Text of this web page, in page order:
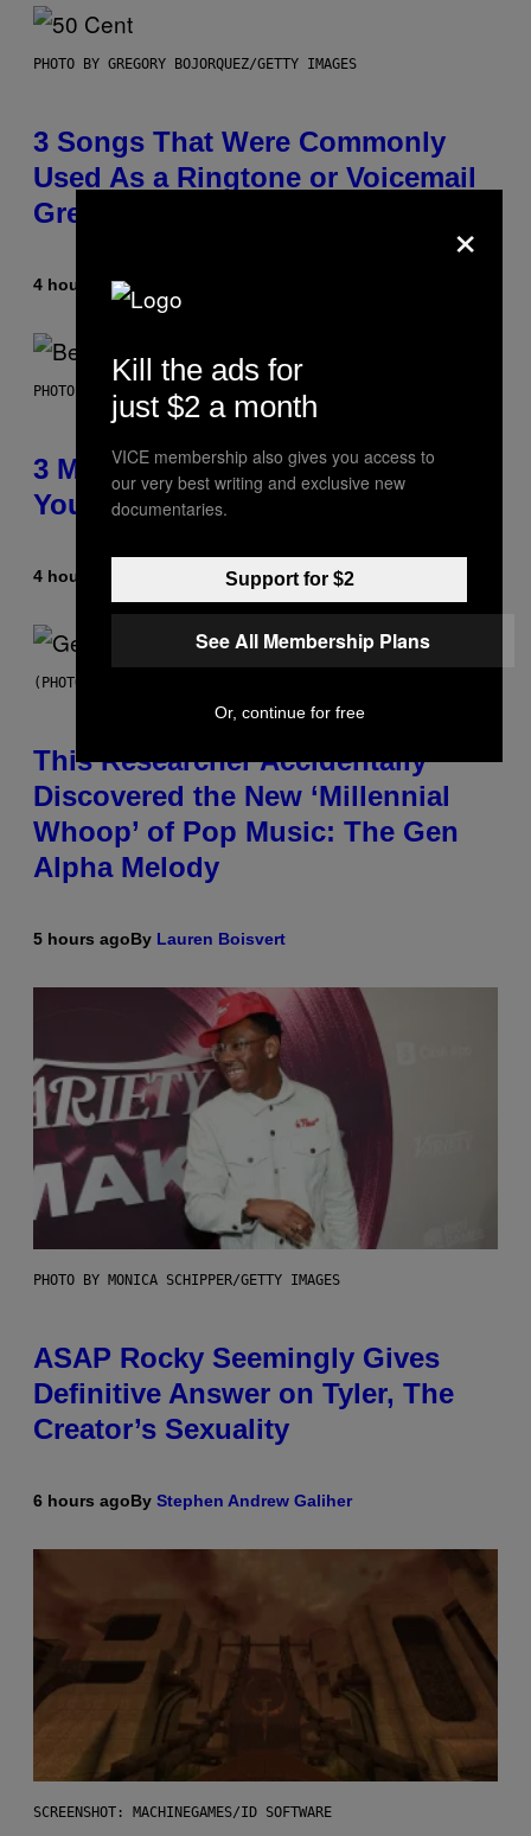
PHOTO BY GREGORY BOJORQUEZ/GETTY IMAGES
3 Songs That Were Commonly
Used As a Ringtone or Voicemail
Greeting in the 2000s
4 hours ago
PHOTO BY KEVIN WINTER/GETTY IMAGES FOR RADIO DISNEY
3 Millennial Anthems That Make
You Think of Your Best Friend
4 hours ago Lauren Boisvert
(PHOTO BY TAYLOR HILL/GETTY IMAGES)
This Researcher Accidentally
Discovered the New ‘Millennial
Whoop’ of Pop Music: The Gen
Alpha Melody
5 hours agoBy Lauren Boisvert
PHOTO BY MONICA SCHIPPER/GETTY IMAGES
ASAP Rocky Seemingly Gives
Definitive Answer on Tyler, The
Creator’s Sexuality
6 hours agoBy Stephen Andrew Galiher
SCREENSHOT: MACHINEGAMES/ID SOFTWARE
×
Kill the ads for
just $2 a month
VICE membership also gives you access to
our very best writing and exclusive new
documentaries.
Support for $2
See All Membership Plans
Or, continue for free